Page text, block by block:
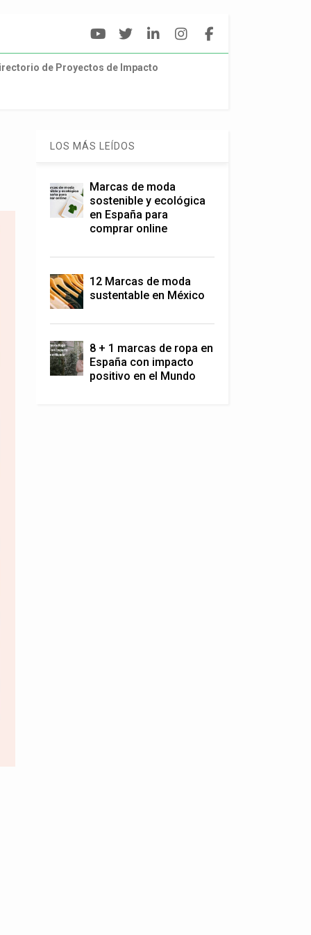
de Proyectos de Impacto
LOS MÁS LEÍDOS
Marcas de moda
sostenible y ecológica
en España para
comprar online
12 Marcas de moda
sustentable en México
8 + 1 marcas de ropa en
España con impacto
positivo en el Mundo